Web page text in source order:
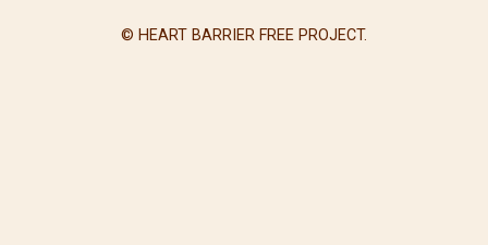
© HEART BARRIER FREE PROJECT.